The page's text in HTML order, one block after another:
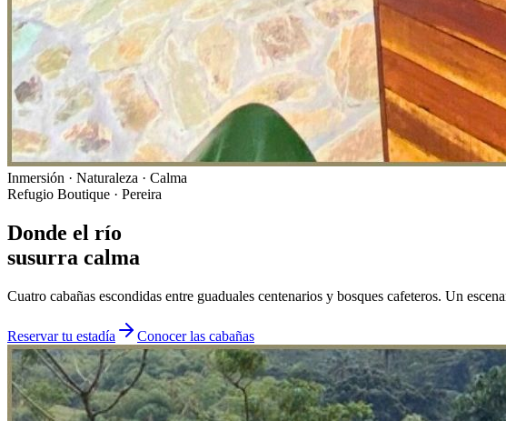
Inmersión · Naturaleza · Calma
Refugio Boutique · Pereira
Donde el río
susurra calma
Cuatro cabañas escondidas entre guaduales centenarios y bosques cafeteros. Un
Reservar tu estadía Conocer las cabañas